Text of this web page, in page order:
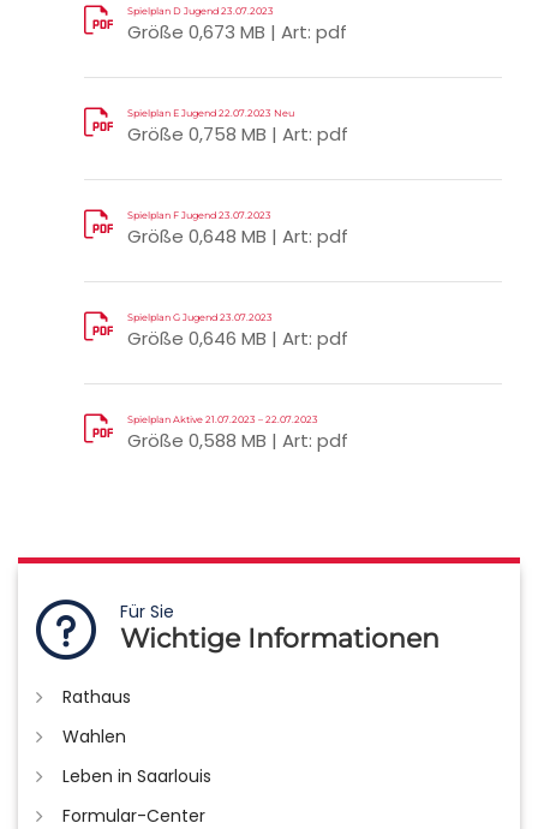
Spielplan D Jugend 23.07.2023
Größe 0,673 MB | Art: pdf
Spielplan E Jugend 22.07.2023 Neu
Größe 0,758 MB | Art: pdf
Spielplan F Jugend 23.07.2023
Größe 0,648 MB | Art: pdf
Spielplan G Jugend 23.07.2023
Größe 0,646 MB | Art: pdf
Spielplan Aktive 21.07.2023 – 22.07.2023
Größe 0,588 MB | Art: pdf
Für Sie
Wichtige Informationen
Rathaus
Wahlen
Leben in Saarlouis
Formular-Center